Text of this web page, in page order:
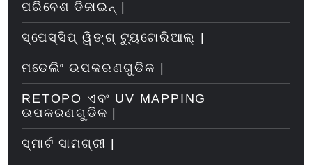
ପରିବେଶ ଡିଜାଇନ୍ |
ସ୍ପେସ୍ସିପ୍ ୱିଙ୍ଗ୍ ଟ୍ୟୁଟୋରିଆଲ୍ |
ମଡେଲିଂ ଉପକରଣଗୁଡିକ |
RETOPO ଏବଂ UV MAPPING
ଉପକରଣଗୁଡିକ |
ସ୍ମାର୍ଟ ସାମଗ୍ରୀ |